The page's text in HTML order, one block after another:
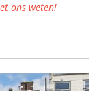
ons weten!